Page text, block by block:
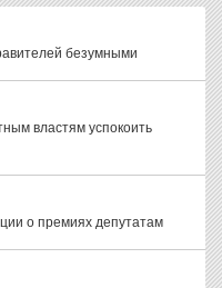
безумными
властям успокоить
о премиях депутатам